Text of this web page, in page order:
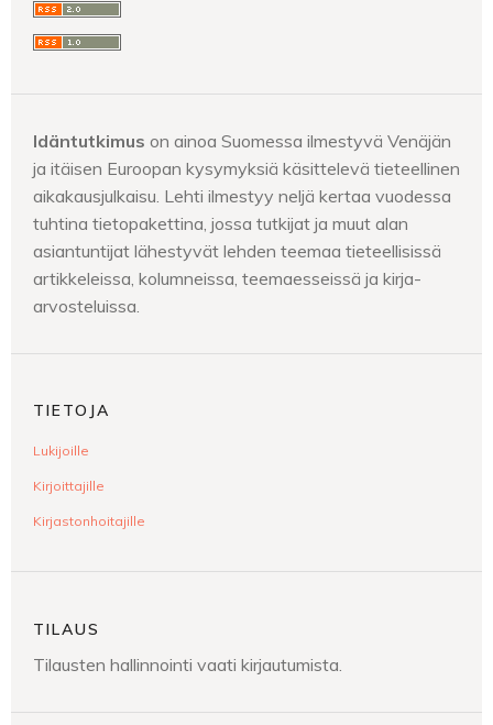
Idäntutkimus on ainoa Suomessa ilmestyvä Venäjän
ja itäisen Euroopan kysymyksiä käsittelevä tieteellinen
aikakausjulkaisu. Lehti ilmestyy neljä kertaa vuodessa
tuhtina tietopakettina, jossa tutkijat ja muut alan
asiantuntijat lähestyvät lehden teemaa tieteellisissä
artikkeleissa, kolumneissa, teemaesseissä ja kirja-
arvosteluissa.
TIETOJA
Lukijoille
Kirjoittajille
Kirjastonhoitajille
TILAUS
Tilausten hallinnointi vaati kirjautumista.